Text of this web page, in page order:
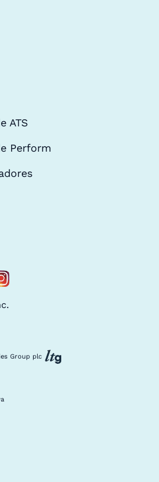
ATS
Perform
Group plc